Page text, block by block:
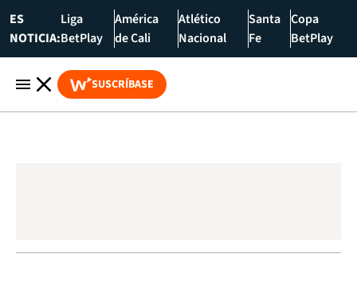
ES
NOTICIA:
Liga
BetPlay
América
de Cali
Atlético
Nacional
Santa
Fe
Copa
BetPlay
SUSCRÍBASE